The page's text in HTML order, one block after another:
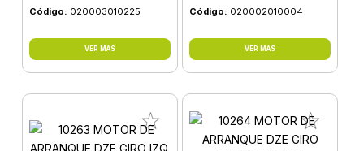
Código: 020003010225
VER MÁS
SUPER TERENE
Código: 020002010004
VER MÁS